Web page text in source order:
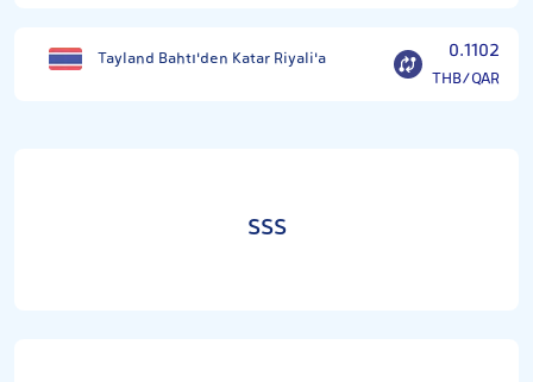
Tayland Bahtı'den Katar Riyali'a 0.1102
THB/QAR
SSS